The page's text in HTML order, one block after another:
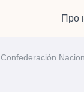
Про
Confederación